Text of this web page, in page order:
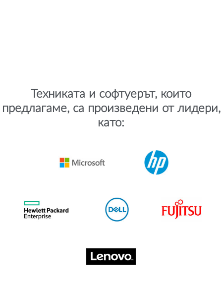
Техниката и софтуерът, които
предлагаме, са произведени от лидери,
като: